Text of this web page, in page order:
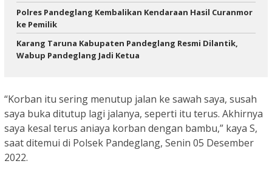
‎Polres Pandeglang Kembalikan Kendaraan Hasil Curanmor
ke Pemilik ‎ ‎
Karang Taruna Kabupaten Pandeglang Resmi Dilantik,
Wabup Pandeglang Jadi Ketua
“Korban itu sering menutup jalan ke sawah saya, susah
saya buka ditutup lagi jalanya, seperti itu terus. Akhirnya
saya kesal terus aniaya korban dengan bambu,” kaya S,
saat ditemui di Polsek Pandeglang, Senin 05 Desember
2022.